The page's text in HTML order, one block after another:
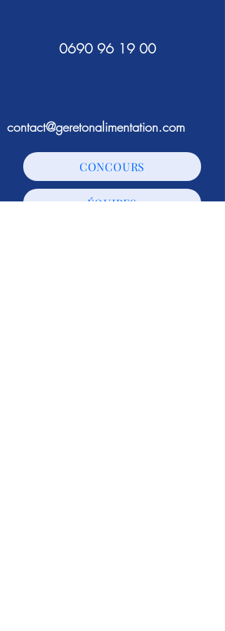
0690 96 19 00
contact@geretonalimentation.com
CONCOURS
ÉQUIPES